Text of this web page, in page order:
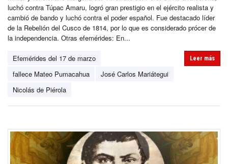
luchó contra Túpac Amaru, logró gran prestigio en el ejército realista y
cambió de bando y luchó contra el poder español. Fue destacado líder
de la Rebelión del Cusco de 1814, por lo que es considerado prócer de
la independencia. Otras efemérides: En...
Efemérides del 17 de marzo
fallece Mateo Pumacahua
José Carlos Mariátegui
Nicolás de Piérola
Leer más